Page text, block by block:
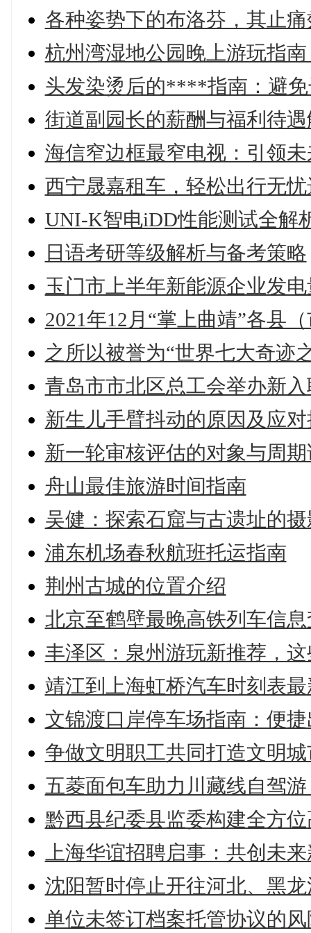
各种姿势下的布洛芬，其止
杭州湾湿地公园晚上游玩指
头发染烫后的****指南：避
街道副园长的薪酬与福利待
海信窄边框最窄电视：引领
西宁晟嘉租车，轻松出行无
UNI-K智电iDD性能测试全解
日语考研等级解析与备考策略
玉门市上半年新能源企业发
2021年12月“掌上曲靖”各县
之所以被誉为“世界七大奇迹
青岛市市北区总工会举办新
新生儿手臂抖动的原因及应
新一轮审核评估的对象与周
舟山最佳旅游时间指南
吴健：探索石窟与古遗址的
浦东机场春秋航班托运指南
荆州古城的位置介绍
北京至鹤壁最晚高铁列车信
丰泽区：泉州游玩新推荐，
靖江到上海虹桥汽车时刻表
文锦渡口岸停车场指南：便
争做文明职工共同打造文明
五菱面包车助力川藏线自驾
黔西县纪委县监委构建全方
上海华谊招聘启事：共创未
沈阳暂时停止开往河北、黑
单位未签订档案托管协议的